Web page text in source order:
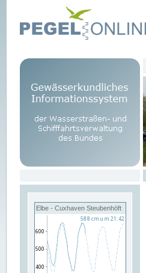
Elbe - Cuxhaven Steubenhöft